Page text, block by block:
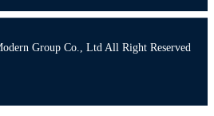
Group Co., Ltd All Right Reserved